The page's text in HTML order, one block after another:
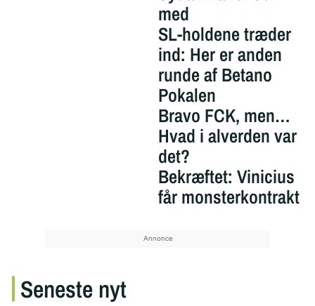
med
SL-holdene træder
ind: Her er anden
runde af Betano
Pokalen
Bravo FCK, men…
Hvad i alverden var
det?
Bekræftet: Vinicius
får monsterkontrakt
Seneste nyt